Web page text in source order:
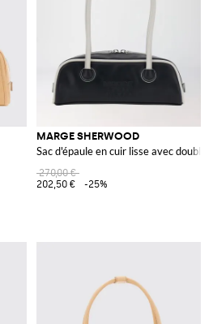
MARGE SHERWOOD
Sac d'épaule en cuir lisse avec double
270,00 €
202,50 €
-25%